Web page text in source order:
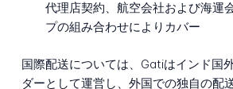
代理店契約、航空会社および海運
プの組み合わせによりカバー
国際配送については、Gatiはインド国
ダーとして運営し、外国での独自の配